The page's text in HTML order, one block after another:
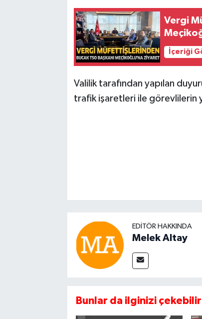
Vergi
İçeriği
Valilik tarafından yapılan
trafik işaretleri ile görevlilerin
EDITÖR HAKKINDA
Melek Altay
Bunlar da ilginizi çekebilir